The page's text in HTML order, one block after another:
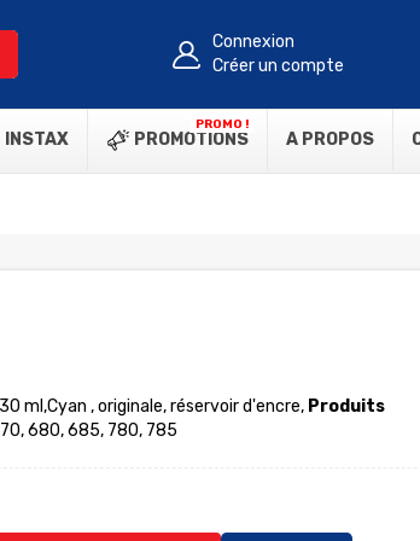
Connexion
Créer un compte
INSTAX PROMOTIONS
PROMO !
A PROPOS
ml,Cyan , originale, réservoir d'encre, Produits
680, 685, 780, 785